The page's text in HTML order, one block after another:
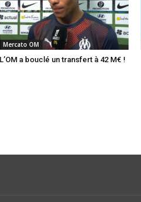
Mercato OM
L’OM a bouclé un transfert à 42 M€ !